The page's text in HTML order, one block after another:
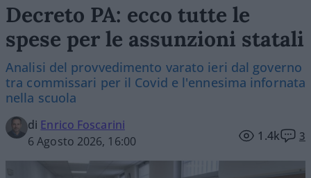
Decreto PA: ecco tutte le
spese per le assunzioni statali
Analisi del provvedimento varato ieri dal governo
tra commissari per il Covid e l'ennesima infornata
nella scuola
di Enrico Foscarini
6 Agosto 2026, 16:00
1.4k 3